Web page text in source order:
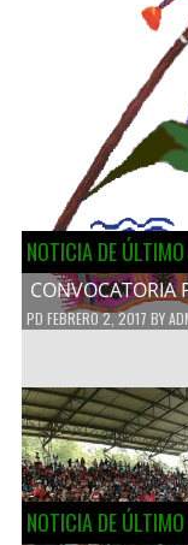
NOTICIA DE
CONVOCATORIA
PD FEBRERO 2, 2017 BY
NOTICIA DE